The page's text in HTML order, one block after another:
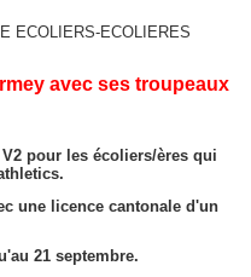
ECOLIERS-ECOLIERES
avec ses troupeaux
pour les écoliers/ères qui
une licence cantonale d'un
21 septembre.